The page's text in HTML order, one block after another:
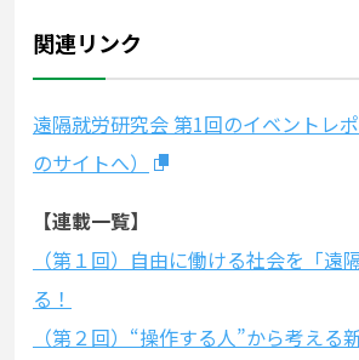
関連リンク
遠隔就労研究会第1回のイベント レ
のサイトへ）
【連載一覧】
（第１回）自由に働ける社会を「遠
る！
（第２回）“操作する人”から考える